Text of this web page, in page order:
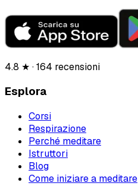
4.8 ★ · 164 recensioni
Esplora
Corsi
Respirazione
Perché meditare
Istruttori
Blog
Come iniziare a meditare